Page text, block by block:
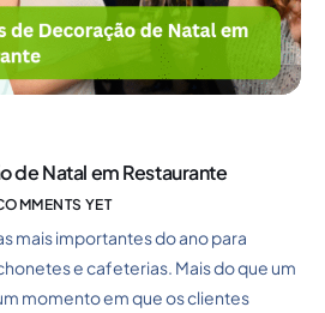
de Natal em Restaurante
YET
mais importantes do ano para
e cafeterias. Mais do que um
momento em que os clientes